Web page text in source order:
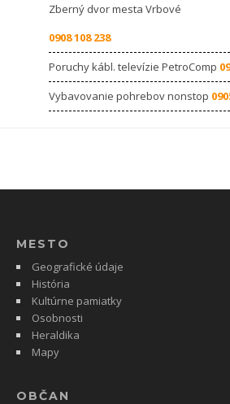
Zberný dvor mesta Vrbové
0908 108 238
Poruchy kábl. televízie PetroComp
Vybavovanie pohrebov nonstop
MESTO
Geografické údaje
História
Kultúrne pamiatky
Osobnosti
Heraldika
Mapy
OBČAN